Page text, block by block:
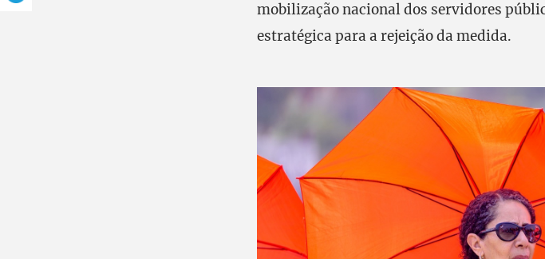
mobilização nacional dos servidores
estratégica para a rejeição da medida.